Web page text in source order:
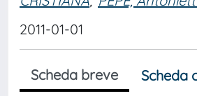
2011-01-01
Scheda breve
Scheda